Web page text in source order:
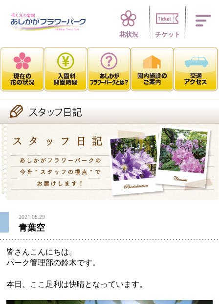
四季折々 花の
花状況 チケット
2021.05.29
青葉空
皆さんこんにちは。
パーク管理部の鈴木です。
本日、ここ足利は快晴となっています。